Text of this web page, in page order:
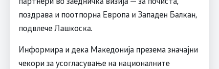
поздравa и поотпорна Европа и Западен Балкан,
подвлече Лашкоска.
Информира и дека Македонија презема значајни
чекори за усогласување на националните